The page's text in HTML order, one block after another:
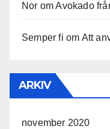
Nor omAvokado
Semper fi om Att
ARKIV
november 2020